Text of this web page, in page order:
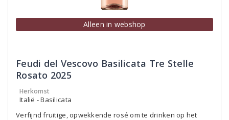
Alleen in webshop
Feudi del Vescovo Basilicata Tre Stelle
Rosato 2025
Herkomst
Italië - Basilicata
Verfijnd fruitige, opwekkende rosé om te drinken op het